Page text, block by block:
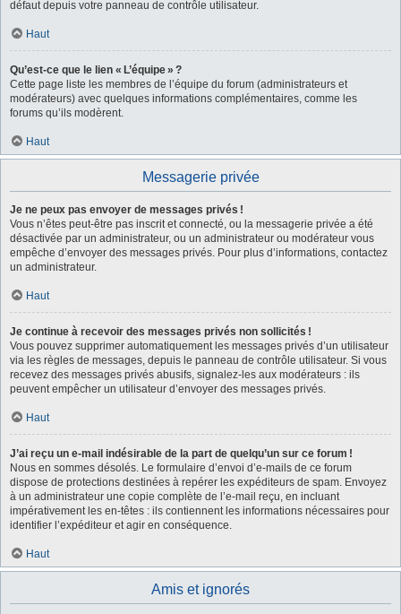
défaut depuis votre panneau de contrôle utilisateur.
Haut
Qu’est-ce que le lien « L’équipe » ?
Cette page liste les membres de l’équipe du forum (administrateurs et
modérateurs) avec quelques informations complémentaires, comme les
forums qu’ils modèrent.
Haut
Messagerie privée
Je ne peux pas envoyer de messages privés !
Vous n’êtes peut-être pas inscrit et connecté, ou la messagerie privée a été
désactivée par un administrateur, ou un administrateur ou modérateur vous
empêche d’envoyer des messages privés. Pour plus d’informations, contactez
un administrateur.
Haut
Je continue à recevoir des messages privés non sollicités !
Vous pouvez supprimer automatiquement les messages privés d’un utilisateur
via les règles de messages, depuis le panneau de contrôle utilisateur. Si vous
recevez des messages privés abusifs, signalez-les aux modérateurs : ils
peuvent empêcher un utilisateur d’envoyer des messages privés.
Haut
J’ai reçu un e-mail indésirable de la part de quelqu’un sur ce forum !
Nous en sommes désolés. Le formulaire d’envoi d’e-mails de ce forum
dispose de protections destinées à repérer les expéditeurs de spam. Envoyez
à un administrateur une copie complète de l’e-mail reçu, en incluant
impérativement les en-têtes : ils contiennent les informations nécessaires pour
identifier l’expéditeur et agir en conséquence.
Haut
Amis et ignorés